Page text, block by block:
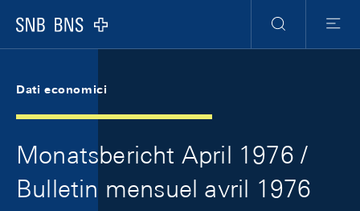
Logo
Ricerca
Menu
Dati economici
Monatsbericht April 1976 /
Bulletin mensuel avril 1976